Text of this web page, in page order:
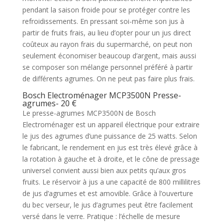
pendant la saison froide pour se protéger contre les
refroidissements. En pressant soi-même son jus à
partir de fruits frais, au lieu d’opter pour un jus direct
coûteux au rayon frais du supermarché, on peut non
seulement économiser beaucoup d’argent, mais aussi
se composer son mélange personnel préféré à partir
de différents agrumes. On ne peut pas faire plus frais.
Bosch Electroménager MCP3500N Presse-
agrumes- 20 €
Le presse-agrumes MCP3500N de Bosch
Electroménager est un appareil électrique pour extraire
le jus des agrumes d’une puissance de 25 watts. Selon
le fabricant, le rendement en jus est très élevé grâce à
la rotation à gauche et à droite, et le cône de pressage
universel convient aussi bien aux petits qu’aux gros
fruits. Le réservoir à jus a une capacité de 800 millilitres
de jus d’agrumes et est amovible. Grâce à l’ouverture
du bec verseur, le jus d’agrumes peut être facilement
versé dans le verre. Pratique : l’échelle de mesure